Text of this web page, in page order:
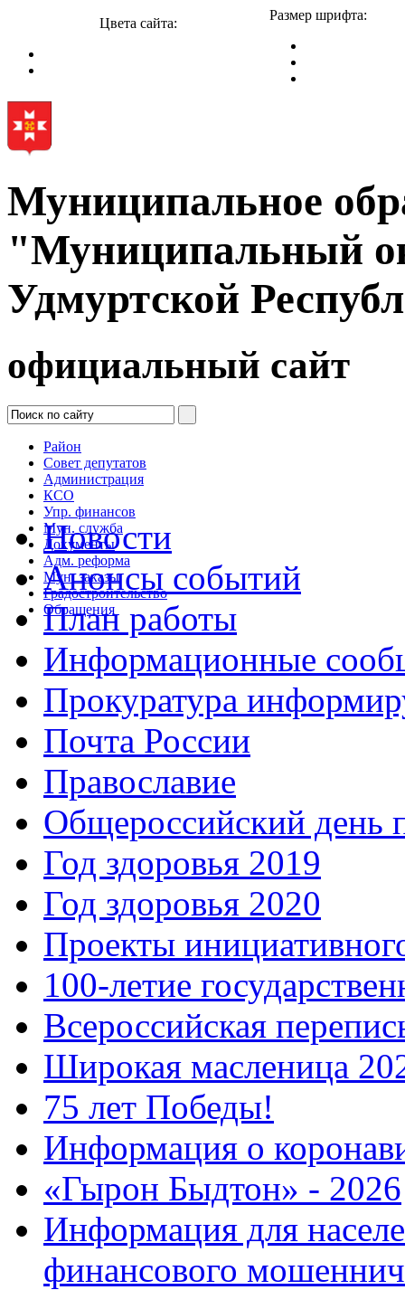
Цвета сайта:
Размер шрифта:
Муниципальное
"Муниципальный
Удмуртской
официальный сайт
Район
Совет депутатов
Администрация
КСО
Упр. финансов
Мун. служба
Документы
Адм. реформа
Мун. заказы
Градостроительство
Обращения
Новости
Анонсы событий
План работы
Информационные
Прокуратура
Почта России
Православие
Общероссийский день
Год здоровья 2019
Год здоровья 2020
Проекты
100-летие
Всероссийская
Широкая масленица
75 лет Победы!
Информация о
«Гырон Быдтон» - 2026
Информация для
финансового